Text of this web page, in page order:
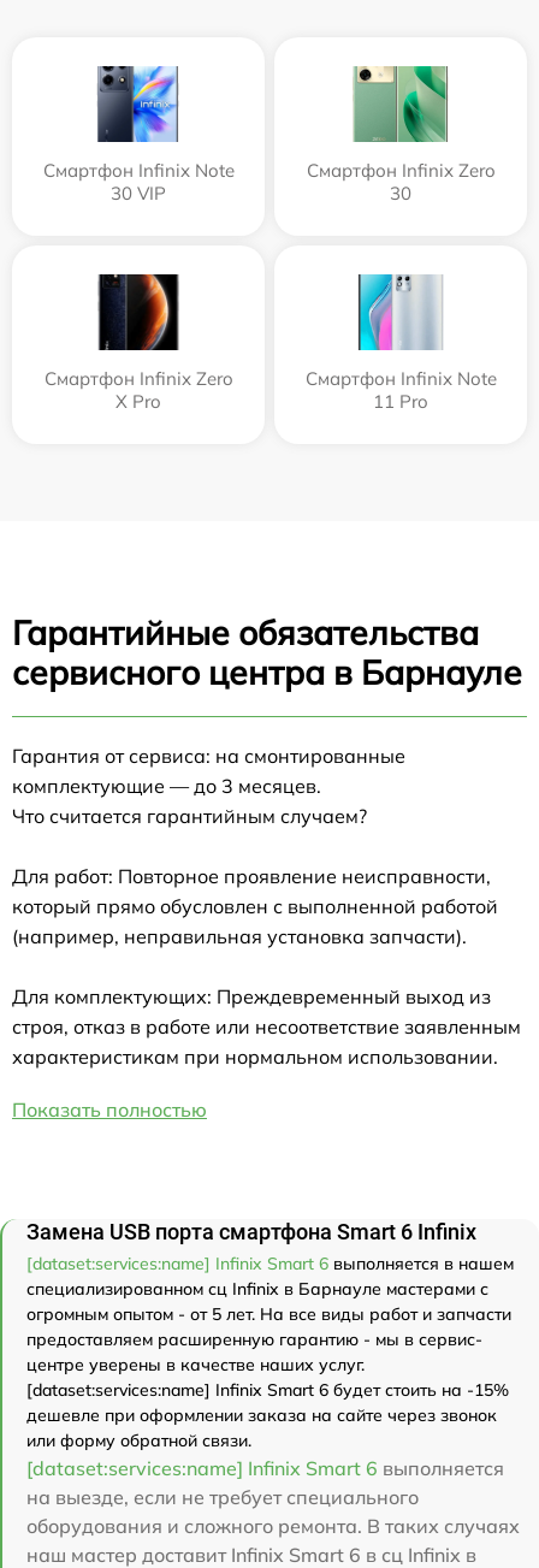
Смартфон Infinix Note
30 VIP
Смартфон Infinix Zero
30
Смартфон Infinix Zero
X Pro
Смартфон Infinix Note
11 Pro
Гарантийные обязательства
сервисного центра в Барнауле
Гарантия от сервиса: на смонтированные
комплектующие — до 3 месяцев.
Что считается гарантийным случаем?
Для работ: Повторное проявление неисправности,
который прямо обусловлен с выполненной работой
(например, неправильная установка запчасти).
Для комплектующих: Преждевременный выход из
строя, отказ в работе или несоответствие заявленным
характеристикам при нормальном использовании.
Показать полностью
Замена USB порта смартфона Smart 6 Infinix
[dataset:services:name] Infinix Smart 6 выполняется в нашем
специализированном сц Infinix в Барнауле мастерами с
огромным опытом - от 5 лет. На все виды работ и запчасти
предоставляем расширенную гарантию - мы в сервис-
центре уверены в качестве наших услуг.
[dataset:services:name] Infinix Smart 6 будет стоить на -15%
дешевле при оформлении заказа на сайте через звонок
или форму обратной связи.
[dataset:services:name] Infinix Smart 6 выполняется
на выезде, если не требует специального
оборудования и сложного ремонта. В таких случаях
наш мастер доставит Infinix Smart 6 в сц Infinix в